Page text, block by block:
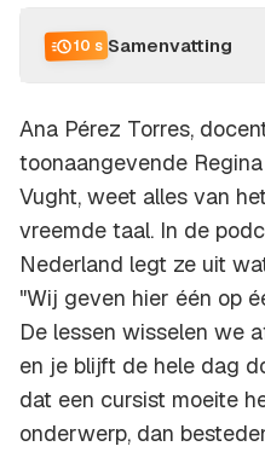
10 s Samenvatting
Ana Pérez Torres,
toonaangevende
Vught, weet alles van
vreemde taal. In de
Nederland legt ze uit
"Wij geven hier één op
De lessen wisselen we
en je blijft de hele dag
dat een cursist moeite
onderwerp, dan